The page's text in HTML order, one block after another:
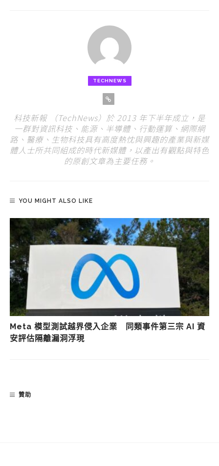
TECHNEWS
科技新報 （TechNews）於 2013 年下半年成立，是
一群對資訊科技、能源、半導體、行動運算、網際網
路、醫療、生物科技具有高度熱忱與興趣的產業與新媒
體人士所共同組成的時代新媒體，以產出有觀點與特色
的原創文章為主要任務。
YOU MIGHT ALSO LIKE
Meta 模型測試越界侵入企業 同類事件第三宗 AI 資
安評估隔離漏洞浮現
贊助